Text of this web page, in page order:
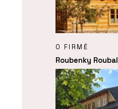
O FIRMĚ
Roubenky Roubal